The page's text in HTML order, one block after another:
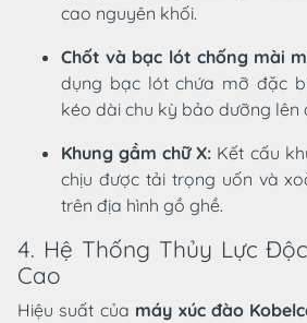
cao nguyên khối.
Chốt và bạc lót chống mài
dụng bạc lót chứa mỡ đặc
kéo dài chu kỳ bảo dưỡng lên
Khung gầm chữ X: Kết cấu
chịu được tải trọng uốn và
trên địa hình gồ ghề.
4. Hệ Thống Thủy Lực
Cao
Hiệu suất của máy xúc đào